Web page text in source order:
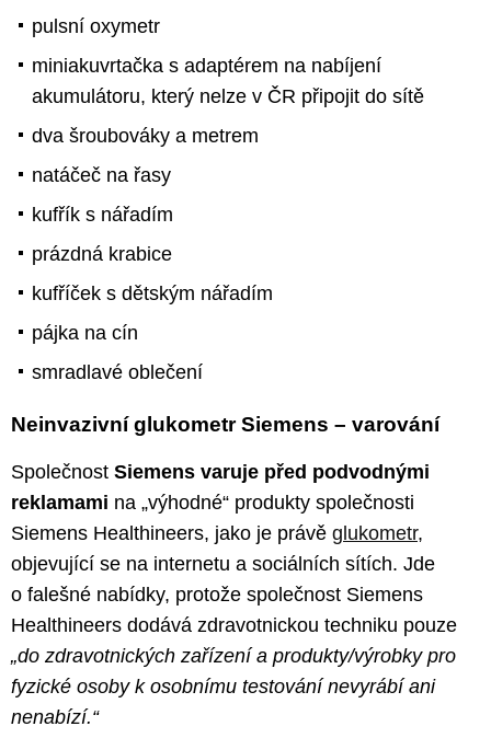
pulsní oxymetr
miniakuvrtačka s adaptérem na nabíjení
akumulátoru, který nelze v ČR připojit do sítě
dva šroubováky a metrem
natáčeč na řasy
kufřík s nářadím
prázdná krabice
kufříček s dětským nářadím
pájka na cín
smradlavé oblečení
Neinvazivní glukometr Siemens – varování
Společnost Siemens varuje před podvodnými
reklamami na „výhodné“ produkty společnosti
Siemens Healthineers, jako je právě glukometr,
objevující se na internetu a sociálních sítích. Jde
o falešné nabídky, protože společnost Siemens
Healthineers dodává zdravotnickou techniku pouze
„do zdravotnických zařízení a produkty/výrobky pro
fyzické osoby k osobnímu testování nevyrábí ani
nenabízí.“